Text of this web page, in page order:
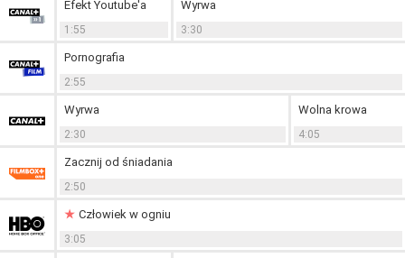
Efekt Youtube'a
1:55
Wyrwa
3:30
Pornografia
2:55
Wyrwa
2:30
Wolna krowa
4:05
Zacznij od śniadania
2:50
Człowiek w ogniu
3:05